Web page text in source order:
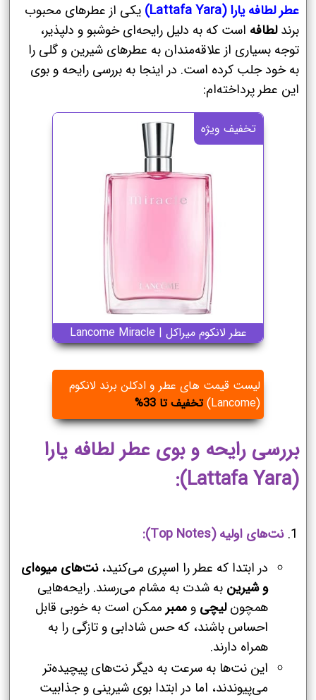
عطر لطافه یارا (Lattafa Yara)
یکی از عطرهای محبوب
برندلطافه است که به دلیل رایحه‌ای خوشبو و دلپذیر،
توجه بسیاری از علاقه‌مندان به عطرهای شیرین و گلی را
به خود جلب کرده است. در اینجا به بررسی رایحه و بوی
این عطر پرداخته‌ام:
تخفیف ویژه
عطر لانکوم میراکل | Lancome Miracle
لیست قیمت های عطر و ادکلن برند لانکوم
(Lancome)
تخفیف تا 33%
بررسی رایحه و بوی عطر لطافه یارا
(Lattafa Yara):
نت‌های اولیه (Top Notes):
در ابتدا که عطر را اسپری می‌کنید،نت‌های میوه‌ای
و شیرین به شدت به مشام می‌رسند. رایحه‌هایی
همچونلیچی و ممبر ممکن است به خوبی قابل
احساس باشند، که حس شادابی و تازگی را به
همراه دارند.
این نت‌ها به سرعت به دیگر نت‌های پیچیده‌تر
می‌پیوندند، اما در ابتدا بوی شیرینی و جذابیت